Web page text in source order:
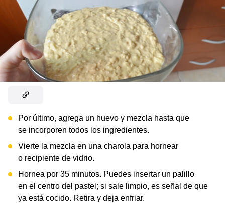
Por último, agrega un huevo y mezcla hasta que
se incorporen todos los ingredientes.
Vierte la mezcla en una charola para hornear
o recipiente de vidrio.
Hornea por 35 minutos. Puedes insertar un palillo
en el centro del pastel; si sale limpio, es señal de que
ya está cocido. Retira y deja enfriar.